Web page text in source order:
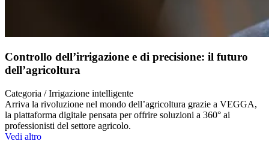
Controllo dell’irrigazione e di precisione: il futuro
dell’agricoltura
Categoria / Irrigazione intelligente
Arriva la rivoluzione nel mondo dell’agricoltura grazie a VEGGA,
la piattaforma digitale pensata per offrire soluzioni a 360° ai
professionisti del settore agricolo.
Vedi altro